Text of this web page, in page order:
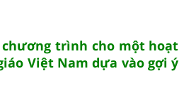
trình cho một hoạt
Việt Nam dựa vào gợi ý